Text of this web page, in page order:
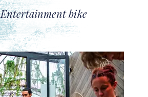
Entertainment bike